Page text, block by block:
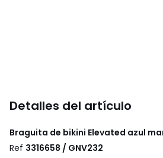
Detalles del artículo
Braguita de bikini Elevated azul
Ref 3316658 / GNV232